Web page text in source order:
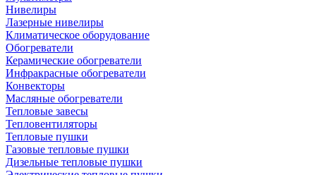
Нивелиры
Лазерные нивелиры
Климатическое оборудование
Обогреватели
Керамические обогреватели
Инфракрасные обогреватели
Конвекторы
Масляные обогреватели
Тепловые завесы
Тепловентиляторы
Тепловые пушки
Газовые тепловые пушки
Дизельные тепловые пушки